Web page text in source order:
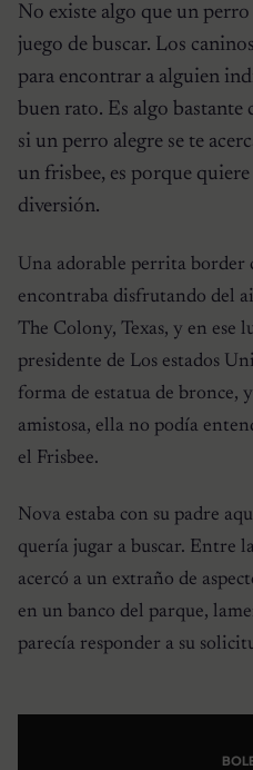
No existe algo que un
juego de buscar. Los
para encontrar a alguien
buen rato. Es algo
si un perro alegre se te
un frisbee, es porque
diversión.
Una adorable perrita border
encontraba disfrutando del
The Colony, Texas, y en ese
presidente de Los estados
forma de estatua de bronce,
amistosa, ella no podía
el Frisbee.
Nova estaba con su padre
quería jugar a buscar. Entre
acercó a un extraño de
en un banco del parque,
parecía responder a su